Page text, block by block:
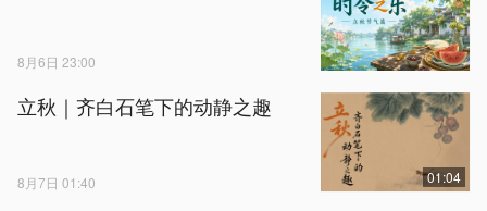
8月6日 23:00
立秋｜齐白石笔下的动静之趣
8月7日 01:40 01:04